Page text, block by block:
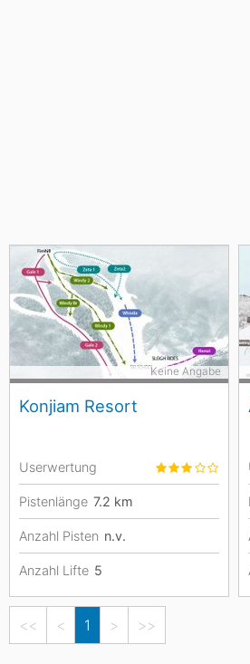
Konjiam Resort
Keine Angabe
Userwertung
Pistenlänge 7.2 km
Anzahl Pisten n.v.
Anzahl Lifte 5
<< < 1 > >>